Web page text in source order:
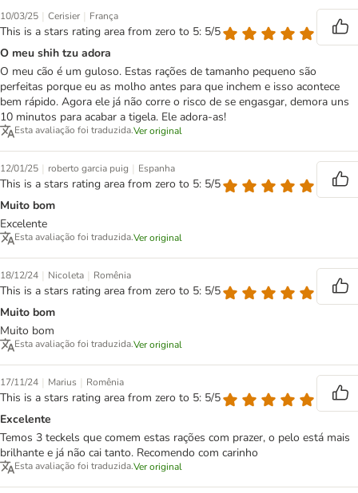
10/03/25 | Cerisier | França
This is a stars rating area from zero to 5: 5/5
O meu shih tzu adora
O meu cão é um guloso. Estas rações de tamanho pequeno são
perfeitas porque eu as molho antes para que inchem e isso acontece
bem rápido. Agora ele já não corre o risco de se engasgar, demora uns
10 minutos para acabar a tigela. Ele adora-as!
Esta avaliação foi traduzida.Ver original
12/01/25 | roberto garcia puig | Espanha
This is a stars rating area from zero to 5: 5/5
Muito bom
Excelente
Esta avaliação foi traduzida.Ver original
18/12/24 | Nicoleta | Romênia
This is a stars rating area from zero to 5: 5/5
Muito bom
Muito bom
Esta avaliação foi traduzida.Ver original
17/11/24 | Marius | Romênia
This is a stars rating area from zero to 5: 5/5
Excelente
Temos 3 teckels que comem estas rações com prazer, o pelo está mais
brilhante e já não cai tanto. Recomendo com carinho
Esta avaliação foi traduzida.Ver original